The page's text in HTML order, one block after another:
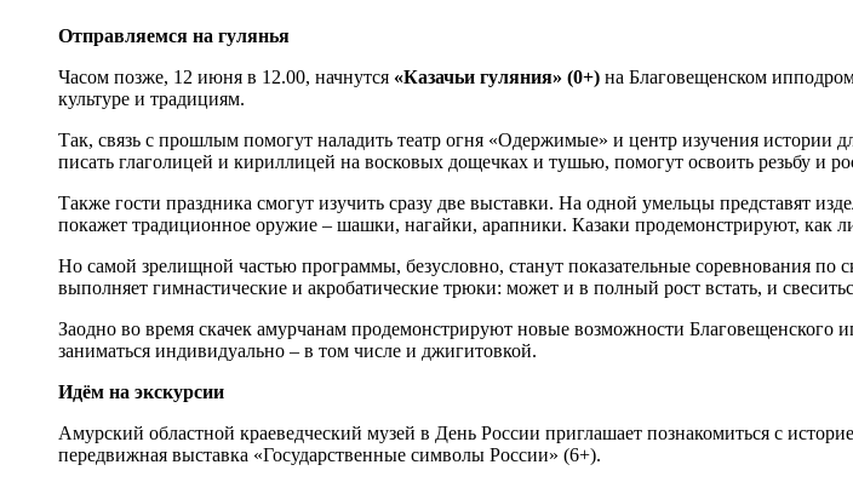
Отправляемся на гулянья
Часом позже, 12 июня в 12.00, начнутся «Казачьи гуляния» (0+) на Благовещенском
культуре и традициям.
Так, связь с прошлым помогут наладить театр огня «Одержимые» и центр изучения
писать глаголицей и кириллицей на восковых дощечках и тушью, помогут освоить резьбу и
Также гости праздника смогут изучить сразу две выставки. На одной умельцы представят
покажет традиционное оружие – шашки, нагайки, арапники. Казаки продемонстрируют, как
Но самой зрелищной частью программы, безусловно, станут показательные соревнования
выполняет гимнастические и акробатические трюки: может и в полный рост встать, и
Заодно во время скачек амурчанам продемонстрируют новые возможности Благовещенского
заниматься индивидуально – в том числе и джигитовкой.
Идём на экскурсии
Амурский областной краеведческий музей в День России приглашает познакомиться с
передвижная выставка «Государственные символы России» (6+).